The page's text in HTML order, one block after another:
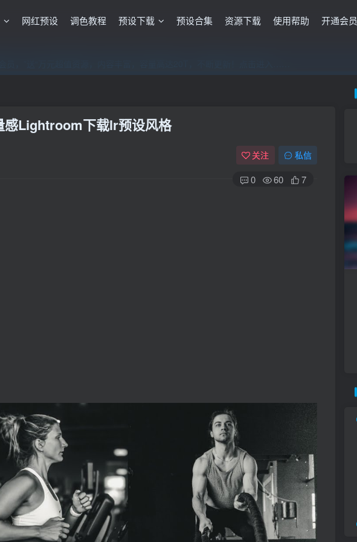
网红预设 调色教程 预设下载 预设合集 资源下载 使用帮助 开通会员
员，”送“万元超值资源，内容丰富，容量高达20T，不断更新！点击进入……
感Lightroom下载lr预设风格
关注 私信
0 60 7